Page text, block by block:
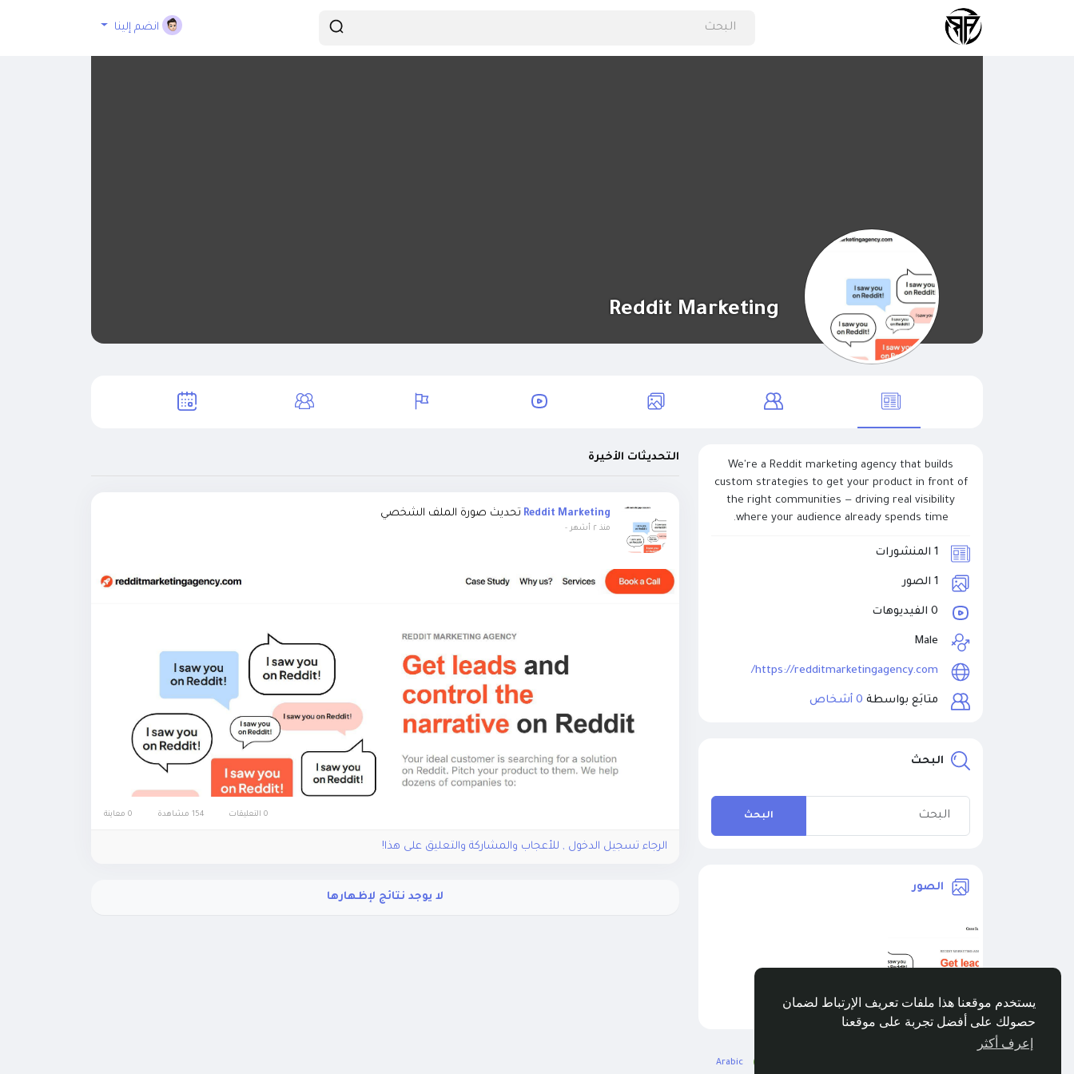
يستخدم موقعنا هذا ملفات تعريف الإرتباط لضمان
حصولك على أفضل تجربة على موقعنا
إعرف أكثر
انضم إلينا
Reddit Marketing
We're a Reddit marketing agency that builds
custom strategies to get your product in front of
the right communities — driving real visibility
where your audience already spends time.
1 المنشورات
1 الصور
0 الفيديوهات
Male
https://redditmarketingagency.com/
متابَع بواسطة 0 أشخاص
البحث
البحث
الصور
Arabic
التحديثات الأخيرة
Reddit Marketing تحديث صورة الملف الشخصي
منذ ٢ أشهر -
0 التعليقات 0 معاينة
الرجاء تسجيل الدخول , للأعجاب والمشاركة والتعليق على هذا!
لا يوجد نتائج لإظهارها